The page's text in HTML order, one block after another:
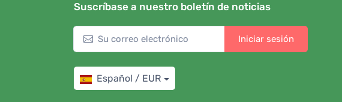
Suscríbase a nuestro boletín de noticias
Iniciar sesión
Español / EUR